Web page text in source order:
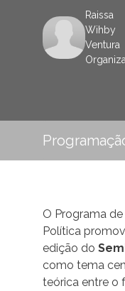
Raissa
Wihby
Ventura
O Programa
Política
edição do
como tema
teórica entre o